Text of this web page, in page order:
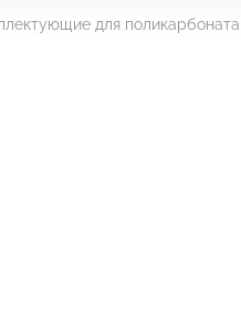
для поликарбоната